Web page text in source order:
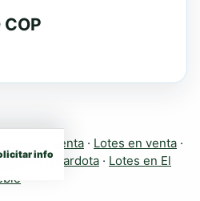
info
Fincas en venta · Lotes en venta ·
en Girardota · Lotes en El